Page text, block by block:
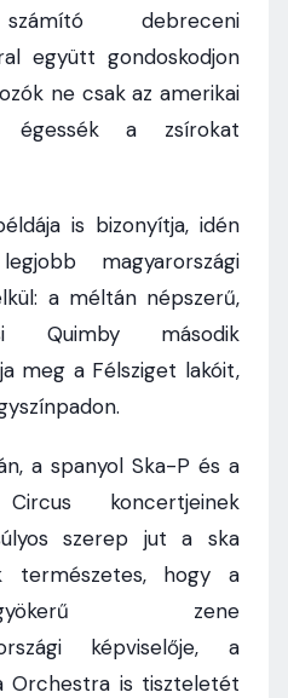
debreceni
együtt gondoskodjon
ne csak az amerikai
égessék a zsírokat
is bizonyítja, idén
magyarországi
a méltán népszerű,
Quimby második
meg a Félsziget lakóit,
a spanyol Ska-P és a
koncertjeinek
szerep jut a ska
természetes, hogy a
zene
képviselője, a
Orchestra is tiszteletét